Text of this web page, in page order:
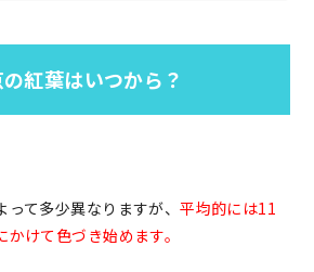
紅葉はいつから？
って多少異なりますが、平均的には11
けて色づき始めます。